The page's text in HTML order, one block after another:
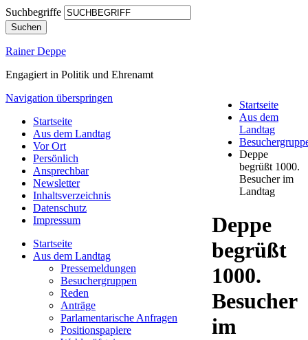
Suchbegriffe
Suchen
Rainer Deppe
Engagiert in Politik und Ehrenamt
Navigation überspringen
Startseite
Aus dem Landtag
Vor Ort
Persönlich
Ansprechbar
Newsletter
Inhaltsverzeichnis
Datenschutz
Impressum
Startseite
Aus dem Landtag
Pressemeldungen
Besuchergruppen
Reden
Anträge
Parlamentarische Anfragen
Positionspapiere
Startseite
Aus dem
Landtag
Deppe
begrüßt 1000.
Besucher im
Landtag
Deppe
begrüßt
1000.
Besucher
im